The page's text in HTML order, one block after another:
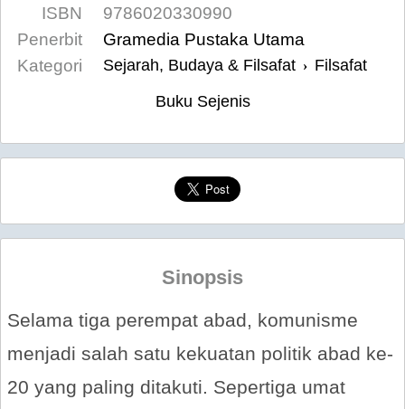
ISBN
9786020330990
Penerbit
Gramedia Pustaka Utama
Kategori
Sejarah, Budaya & Filsafat › Filsafat
Buku Sejenis
Sinopsis
Selama tiga perempat abad, komunisme
menjadi salah satu kekuatan politik abad ke-
20 yang paling ditakuti. Sepertiga umat